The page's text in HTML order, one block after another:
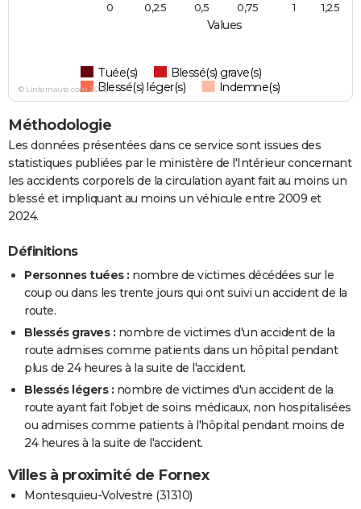
Values
Tuée(s)
Blessé(s) grave(s)
Blessé(s) léger(s)
Indemne(s)
0 1
0,25 0,5 0,75 1,25
© Linternaute.com 2026
Méthodologie
Les données présentées dans ce service sont issues des
statistiques publiées par le ministère de l'Intérieur concernant
les accidents corporels de la circulation ayant fait au moins un
blessé et impliquant au moins un véhicule entre 2009 et
2024.
Définitions
Personnes tuées : nombre de victimes décédées sur le
coup ou dans les trente jours qui ont suivi un accident de la
route.
Blessés graves : nombre de victimes d'un accident de la
route admises comme patients dans un hôpital pendant
plus de 24 heures à la suite de l'accident.
Blessés légers : nombre de victimes d'un accident de la
route ayant fait l'objet de soins médicaux, non hospitalisées
ou admises comme patients à l'hôpital pendant moins de
24 heures à la suite de l'accident.
Villes à proximité de Fornex
Montesquieu-Volvestre (31310)